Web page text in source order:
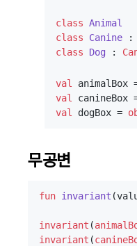
class Animal
class
Canine :
class
Dog :
val animalBox
val
canineBox
val
dogBox =
무공변
fun invariant
invariant (
invariant (